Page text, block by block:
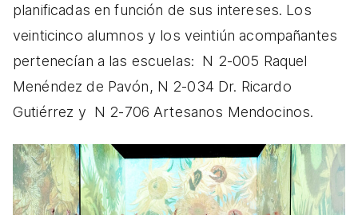
planificadas en función de sus intereses. Los
veinticinco alumnos y los veintiún acompañantes
pertenecían a las escuelas: N 2-005 Raquel
Menéndez de Pavón, N 2-034 Dr. Ricardo
Gutiérrez y N 2-706 Artesanos Mendocinos.